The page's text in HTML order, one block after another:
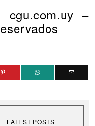
cgu.com.uy –
LATEST POSTS